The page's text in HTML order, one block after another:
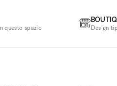
questo spazio Design